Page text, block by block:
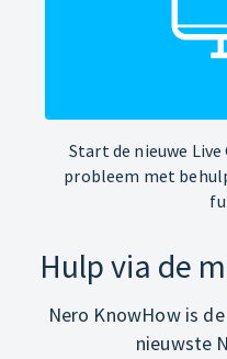
Start de nieuwe
probleem met
Hulp via de
Nero KnowHow is
nieuwste